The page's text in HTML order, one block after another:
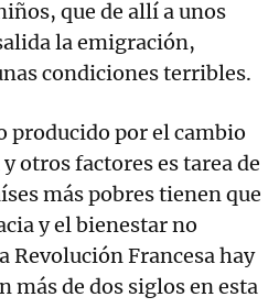
que de allí a unos
la emigración,
condiciones terribles.
producido por el cambio
otros factores es tarea de
más pobres tienen que
y el bienestar no
Revolución Francesa hay
más de dos siglos en esta